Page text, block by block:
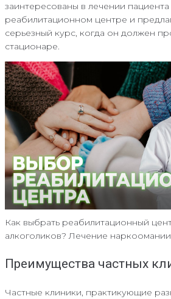
заинтересованы в лечении пациента
реабилитационном центре и
серьезный курс, когда он должен
стационаре.
Как выбрать реабилитационный
алкоголиков? Лечение
Преимущества частных
Частные клиники, практикующие